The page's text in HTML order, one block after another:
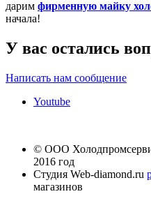
дарим фирменную майку
начала!
У вас остались
Написать нам сообщение
Youtube
© ООО
2016 год
Студия Web-diamond.ru
магазинов